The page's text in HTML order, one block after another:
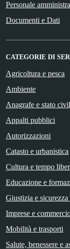
Personale
Documenti e Dati
CATEGORIE DI
Agricoltura e pesca
Ambiente
Anagrafe e stato
Appalti pubblici
Autorizzazioni
Catasto e urbanistica
Cultura e tempo
Educazione e
Giustizia e
Imprese e
Mobilità e trasporti
Salute, benessere e